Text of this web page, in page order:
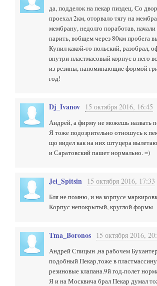
да, подделок на пекар пиздец. Со
проехал 2км, оторвало тягу на
мембрану, недолго поработав, начали
парить, вобщем через 80км пробега
Купил какой-то польский, разобрал,
внутри пластмасовый корпус в него
из резины, напоминающие формой
год!
Dj_Ivanov 15 октября 2016, 16:45
Андрей, а фирму не можешь назвать
Я тоже подозрительно отношусь к
що видел как на них штуцера
и Саратовский пашет нормально. =)
Jei_Spitsin 15 октября 2016, 17:33
Бля не помню, и на корпусе
Корпус непокрытый, круглой формы
Tma_Boronos 15 октября 2016,
Андрей Спицын ,на рабочем
подобный Пекар,тоже в
резиновые клапана.9й год-полет
Я и на Москвича брал Пекар думал